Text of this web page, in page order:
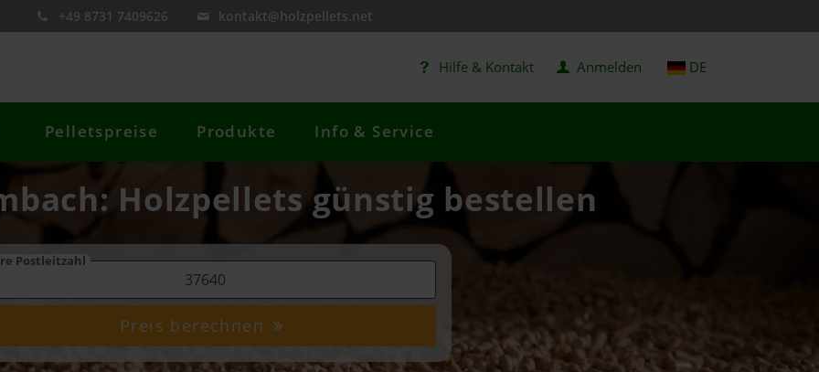
+49 8731 7409626 kontakt@holzpellets.net
Hilfe & Kontakt Anmelden DE
Pelletspreise Produkte Info & Service
Holzpellets günstig bestellen
Postleitzahl
Preis berechnen